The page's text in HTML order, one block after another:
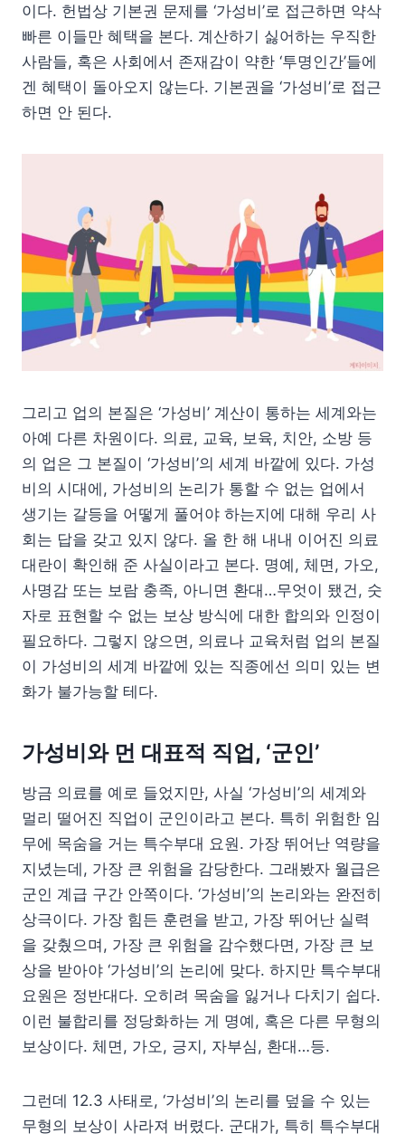
이다. 헌법상 기본권 문제를 ‘가성비’로 접근하면 약삭
빠른 이들만 혜택을 본다. 계산하기 싫어하는 우직한
사람들, 혹은 사회에서 존재감이 약한 ‘투명인간’들에
겐 혜택이 돌아오지 않는다. 기본권을 ‘가성비’로 접근
하면 안 된다.
그리고 업의 본질은 ‘가성비’ 계산이 통하는 세계와는
아예 다른 차원이다. 의료, 교육, 보육, 치안, 소방 등
의 업은 그 본질이 ‘가성비’의 세계 바깥에 있다. 가성
비의 시대에, 가성비의 논리가 통할 수 없는 업에서
생기는 갈등을 어떻게 풀어야 하는지에 대해 우리 사
회는 답을 갖고 있지 않다. 올 한 해 내내 이어진 의료
대란이 확인해 준 사실이라고 본다. 명예, 체면, 가오,
사명감 또는 보람 충족, 아니면 환대…무엇이 됐건, 숫
자로 표현할 수 없는 보상 방식에 대한 합의와 인정이
필요하다. 그렇지 않으면, 의료나 교육처럼 업의 본질
이 가성비의 세계 바깥에 있는 직종에선 의미 있는 변
화가 불가능할 테다.
가성비와 먼 대표적 직업, ‘군인’
방금 의료를 예로 들었지만, 사실 ‘가성비’의 세계와
멀리 떨어진 직업이 군인이라고 본다. 특히 위험한 임
무에 목숨을 거는 특수부대 요원. 가장 뛰어난 역량을
지녔는데, 가장 큰 위험을 감당한다. 그래봤자 월급은
군인 계급 구간 안쪽이다. ‘가성비’의 논리와는 완전히
상극이다. 가장 힘든 훈련을 받고, 가장 뛰어난 실력
을 갖췄으며, 가장 큰 위험을 감수했다면, 가장 큰 보
상을 받아야 ‘가성비’의 논리에 맞다. 하지만 특수부대
요원은 정반대다. 오히려 목숨을 잃거나 다치기 쉽다.
이런 불합리를 정당화하는 게 명예, 혹은 다른 무형의
보상이다. 체면, 가오, 긍지, 자부심, 환대…등.
그런데 12.3 사태로, ‘가성비’의 논리를 덮을 수 있는
무형의 보상이 사라져 버렸다. 군대가, 특히 특수부대